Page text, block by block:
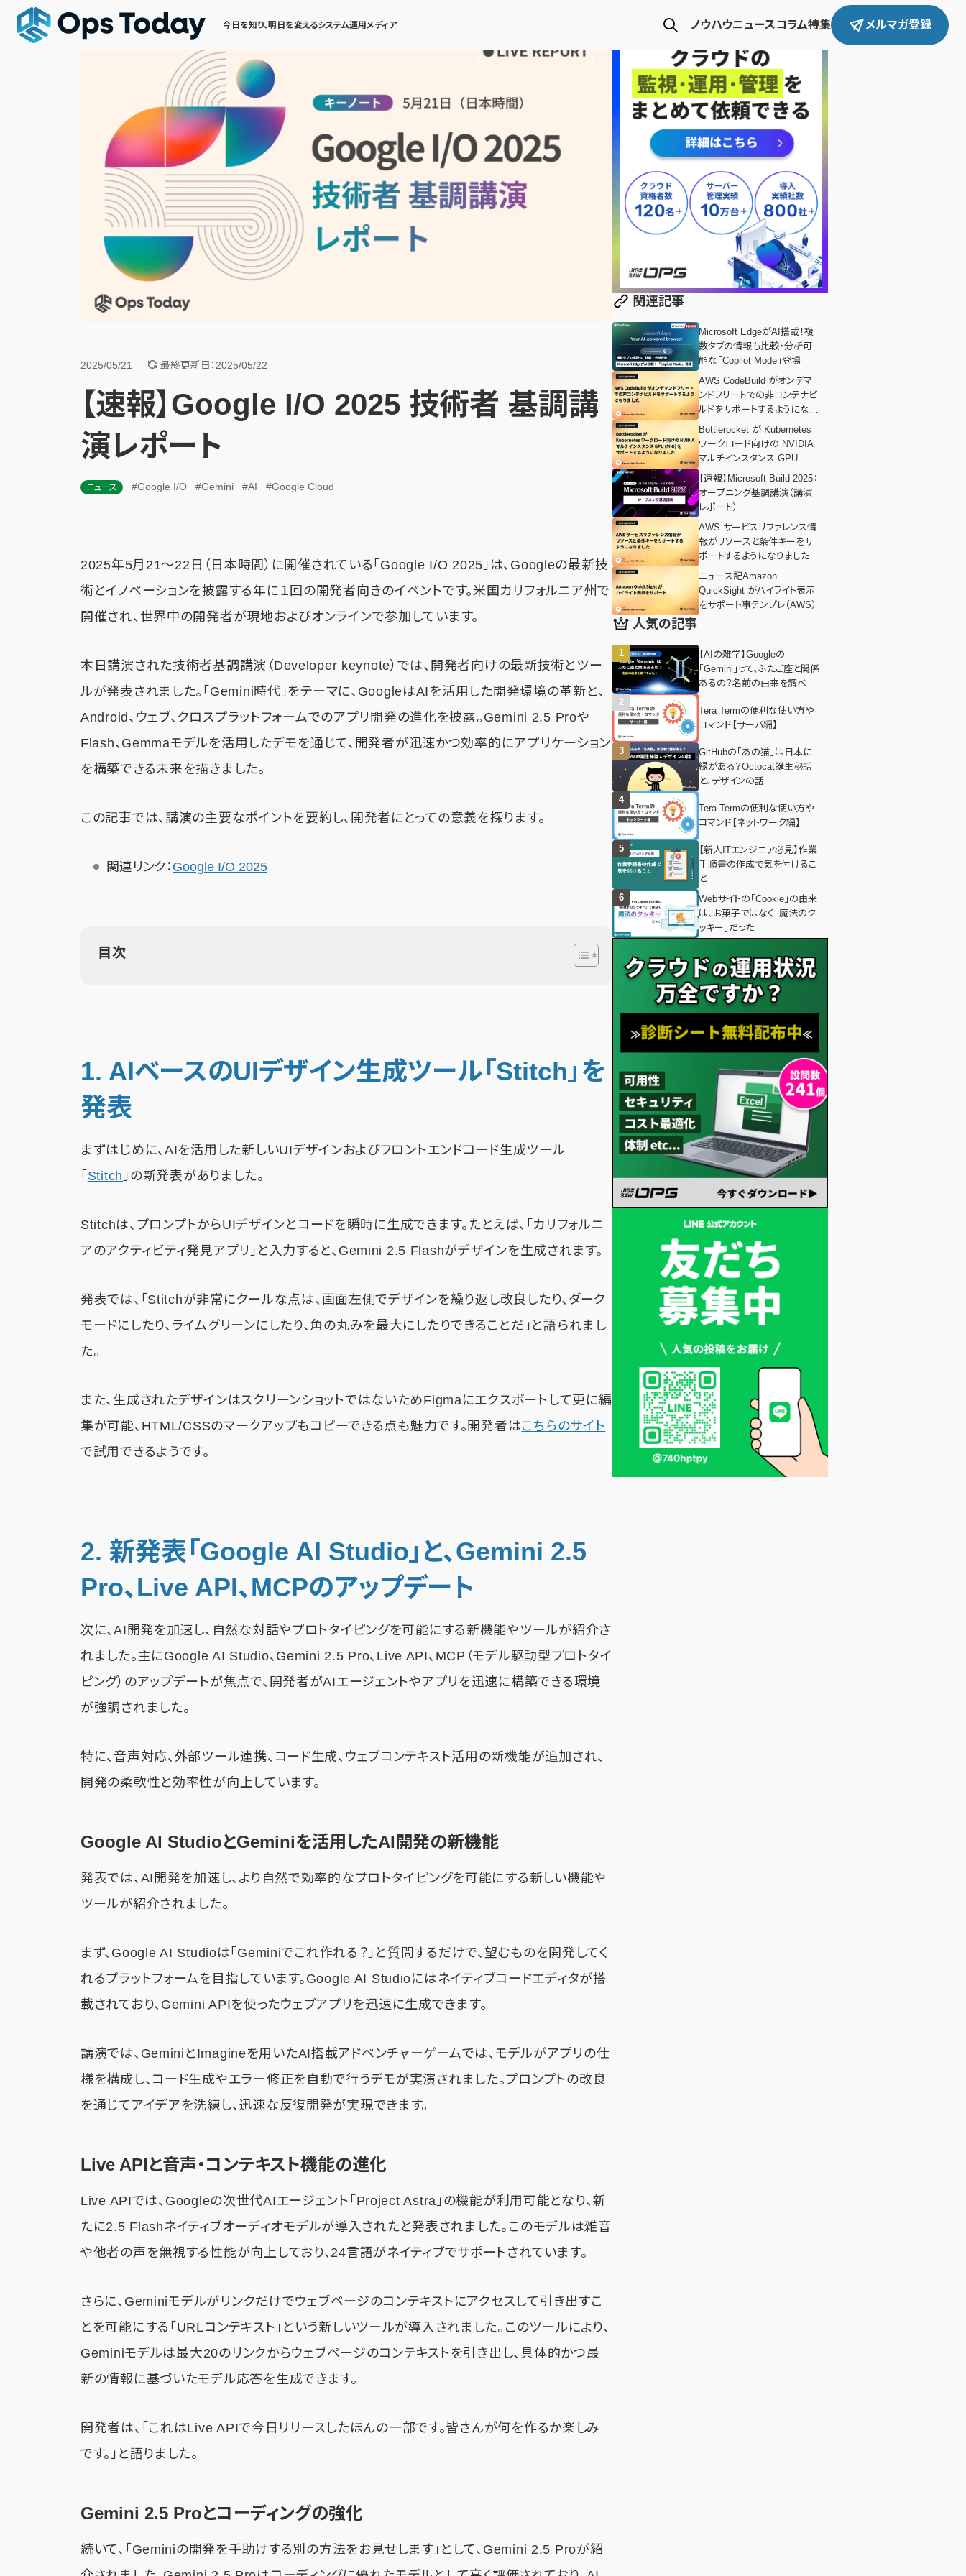
今日を知り、明日を変えるシステム運用メディア ノウハウニュースコラム特集 メルマガ登録
2025/05/21 最終更新日：2025/05/22
【速報】Google I/O 2025 技術者 基調講
演レポート
ニュース #Google I/O #Gemini #AI #Google Cloud
2025年5月21～22日（日本時間）に開催されている「Google I/O 2025」は、Googleの最新技
術とイノベーションを披露する年に１回の開発者向きのイベントです。米国カリフォルニア州で
開催され、世界中の開発者が現地およびオンラインで参加しています。
本日講演された技術者基調講演（Developer keynote）では、開発者向けの最新技術とツー
ルが発表されました。「Gemini時代」をテーマに、GoogleはAIを活用した開発環境の革新と、
Android、ウェブ、クロスプラットフォームでのアプリ開発の進化を披露。Gemini 2.5 Proや
Flash、Gemmaモデルを活用したデモを通じて、開発者が迅速かつ効率的にアプリケーション
を構築できる未来を描きました。
この記事では、講演の主要なポイントを要約し、開発者にとっての意義を探ります。
関連リンク： Google I/O 2025
目次
1. AIベースのUIデザイン生成ツール「Stitch」を
発表
まずはじめに、AIを活用した新しいUIデザインおよびフロントエンドコード生成ツール
「 Stitch」の新発表がありました。
Stitchは、プロンプトからUIデザインとコードを瞬時に生成できます。たとえば、「カリフォルニ
アのアクティビティ発見アプリ」と入力すると、Gemini 2.5 Flashがデザインを生成されます。
発表では、「Stitchが非常にクールな点は、画面左側でデザインを繰り返し改良したり、ダーク
モードにしたり、ライムグリーンにしたり、角の丸みを最大にしたりできることだ」と語られまし
た。
また、生成されたデザインはスクリーンショットではないためFigmaにエクスポートして更に編
集が可能、HTML/CSSのマークアップもコピーできる点も魅力です。開発者はこちらのサイト
で試用できるようです。
2. 新発表「Google AI Studio」と、Gemini 2.5
Pro、Live API、MCPのアップデート
次に、AI開発を加速し、自然な対話やプロトタイピングを可能にする新機能やツールが紹介さ
れました。主にGoogle AI Studio、Gemini 2.5 Pro、Live API、MCP（モデル駆動型プロトタイ
ピング）のアップデートが焦点で、開発者がAIエージェントやアプリを迅速に構築できる環境
が強調されました。
特に、音声対応、外部ツール連携、コード生成、ウェブコンテキスト活用の新機能が追加され、
開発の柔軟性と効率性が向上しています。
Google AI StudioとGeminiを活用したAI開発の新機能
発表では、AI開発を加速し、より自然で効率的なプロトタイピングを可能にする新しい機能や
ツールが紹介されました。
まず、Google AI Studioは「Geminiでこれ作れる？」と質問するだけで、望むものを開発してく
れるプラットフォームを目指しています。Google AI Studioにはネイティブコードエディタが搭
載されており、Gemini APIを使ったウェブアプリを迅速に生成できます。
講演では、GeminiとImagineを用いたAI搭載アドベンチャーゲームでは、モデルがアプリの仕
様を構成し、コード生成やエラー修正を自動で行うデモが実演されました。プロンプトの改良
を通じてアイデアを洗練し、迅速な反復開発が実現できます。
Live APIと音声・コンテキスト機能の進化
Live APIでは、Googleの次世代AIエージェント「Project Astra」の機能が利用可能となり、新
たに2.5 Flashネイティブオーディオモデルが導入されたと発表されました。このモデルは雑音
や他者の声を無視する性能が向上しており、24言語がネイティブでサポートされています。
さらに、Geminiモデルがリンクだけでウェブページのコンテキストにアクセスして引き出すこ
とを可能にする「URLコンテキスト」という新しいツールが導入されました。このツールにより、
Geminiモデルは最大20のリンクからウェブページのコンテキストを引き出し、具体的かつ最
新の情報に基づいたモデル応答を生成できます。
開発者は、「これはLive APIで今日リリースしたほんの一部です。皆さんが何を作るか楽しみ
です。」と語りました。
Gemini 2.5 Proとコーディングの強化
続いて、「Geminiの開発を手助けする別の方法をお見せします」として、Gemini 2.5 Proが紹
関連記事
Microsoft EdgeがAI搭載！複
数タブの情報も比較・分析可
能な「Copilot Mode」登場
AWS CodeBuild がオンデマ
ンドフリートでの非コンテナビ
ルドをサポートするようになり
ました
Bottlerocket が Kubernetes
ワークロード向けの NVIDIA
マルチインスタンス GPU
(MIG) をサポートするように
なりました
【速報】Microsoft Build 2025：
オープニング基調講演（講演
レポート）
AWS サービスリファレンス情
報がリソースと条件キーをサ
ポートするようになりました
ニュース記Amazon
QuickSight がハイライト表示
をサポート事テンプレ（AWS）
人気の記事
【AIの雑学】Googleの
「Gemini」って、ふたご座と関係
あるの？名前の由来を調べて
Tera Termの便利な使い方や
コマンド【サーバ編】
GitHubの「あの猫」は日本に
縁がある？Octocat誕生秘話
と、デザインの話
Tera Termの便利な使い方や
コマンド【ネットワーク編】
【新人ITエンジニア必見】作業
手順書の作成で気を付けるこ
と
Webサイトの「Cookie」の由来
は、お菓子ではなく「魔法のク
ッキー」だった